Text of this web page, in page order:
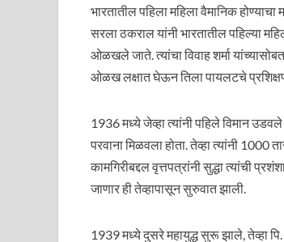
भारतातील पहिला महिला वैमानिक
सरला ठकराल यांनी भारतातील पहिल्या
ओळखले जाते. त्यांचा विवाह शर्मा
ओळख लक्षात घेऊन तिला पायलटचे
1936 मध्ये जेव्हा त्यांनी पहिले विमान
परवाना मिळवला होता. तेव्हा त्यांनी 1000
कामगिरीबद्दल वृत्तपत्रांनी सुद्धा त्यांची
जाणार ही तेव्हापासून सुरुवात झाली.
1939 मध्ये दुसरे महायुद्ध सुरू झाले, तेव्हा पि.